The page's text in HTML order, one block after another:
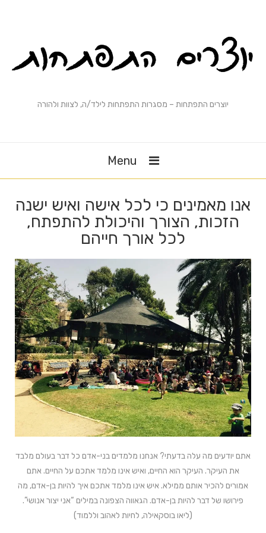
יוצרים התפתחות – מסגרות התפתחות לילד/ה, לצוות ולהורה
Menu
אנו מאמינים כי לכל אישה ואיש ישנה
הזכות, הצורך והיכולת להתפתח,
לכל אורך חייהם
אתם יודעים מה עלה בדעתי? אנחנו מלמדים בני-אדם כל דבר בעולם מלבד
את העיקר. העיקר הוא החיים, ואיש אינו מלמד אתכם על החיים. אתם
אמורים להכיר אותם ממילא. איש אינו מלמד אתכם איך להיות בן-אדם, מה
פירושו של דבר להיות בן-אדם. הגאווה הצפונה במילים “אני יצור אנושי”.
(ליאו בוסקאילה, לחיות לאהוב וללמוד)